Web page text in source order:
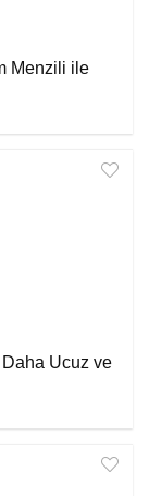
Menzili ile
Ucuz ve